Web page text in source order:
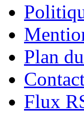
Plan
Flux